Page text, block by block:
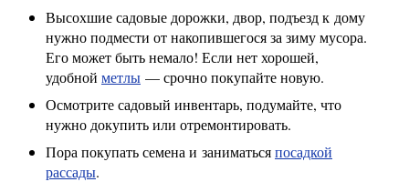
Высохшие садовые дорожки, двор, подъезд к дому
нужно подмести от накопившегося за зиму мусора.
Его может быть немало! Если нет хорошей,
удобной метлы — срочно покупайте новую.
Осмотрите садовый инвентарь, подумайте, что
нужно докупить или отремонтировать.
Пора покупать семена и заниматьсяпосадкой
рассады.